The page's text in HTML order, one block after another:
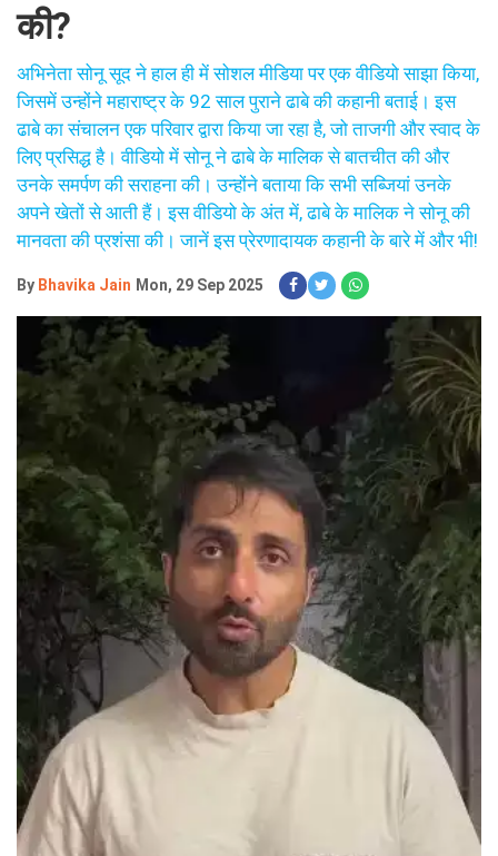
की?
अभिनेता सोनू सूद ने हाल ही में सोशल मीडिया पर एक वीडियो साझा किया,
जिसमें उन्होंने महाराष्ट्र के 92 साल पुराने ढाबे की कहानी बताई। इस
ढाबे का संचालन एक परिवार द्वारा किया जा रहा है, जो ताजगी और स्वाद के
लिए प्रसिद्ध है। वीडियो में सोनू ने ढाबे के मालिक से बातचीत की और
उनके समर्पण की सराहना की। उन्होंने बताया कि सभी सब्जियां उनके
अपने खेतों से आती हैं। इस वीडियो के अंत में, ढाबे के मालिक ने सोनू की
मानवता की प्रशंसा की। जानें इस प्रेरणादायक कहानी के बारे में और भी!
By Bhavika Jain Mon, 29 Sep 2025